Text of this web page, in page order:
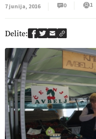
7 junija, 2016
0 1
Delite: